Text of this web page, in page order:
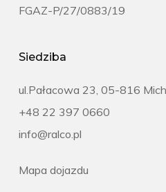
FGAZ-P/27/0883/19
Siedziba
ul.Pałacowa 23, 05-816
+48 22 397 0660
info@ralco.pl
Mapa dojazdu